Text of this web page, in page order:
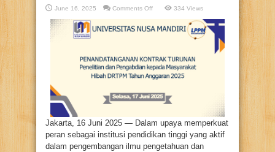
June 16, 2025 Comments Offon
Nusa
Mandiri
Pengabdian
melalui
Penandatanganan
Kontrak
Tahun
2025
334 Views
Jakarta, 16 Juni 2025 — Dalam upaya memperkuat
peran sebagai institusi pendidikan tinggi yang aktif
dalam pengembangan ilmu pengetahuan dan